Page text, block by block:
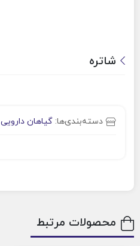
شاتره
دسته‌بندی‌ها: گیاهان دارویی
محصولات مرتبط